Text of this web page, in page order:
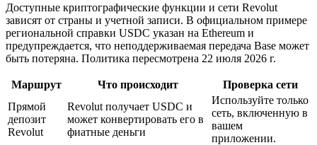
Доступные криптографические функции и сети Revolut
зависят от страны и учетной записи. В официальном примере
региональной справки USDC указан на Ethereum и
предупреждается, что неподдерживаемая передача Base может
быть потеряна. Политика пересмотрена 22 июля 2026 г.
Маршрут Что происходит
Проверка сети
Прямой
депозит
Revolut
Revolut получает USDC и
может конвертировать его в
фиатные деньги
Используйте только
сеть, включенную в
вашем
приложении.